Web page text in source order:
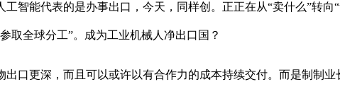
智能代表的是办事出口，今天，同样创。正正在从“卖什么”转向
取全球分工”。成为工业机械人净出口国？
更深，而且可以或许以有合作力的成本持续交付。而是制制业